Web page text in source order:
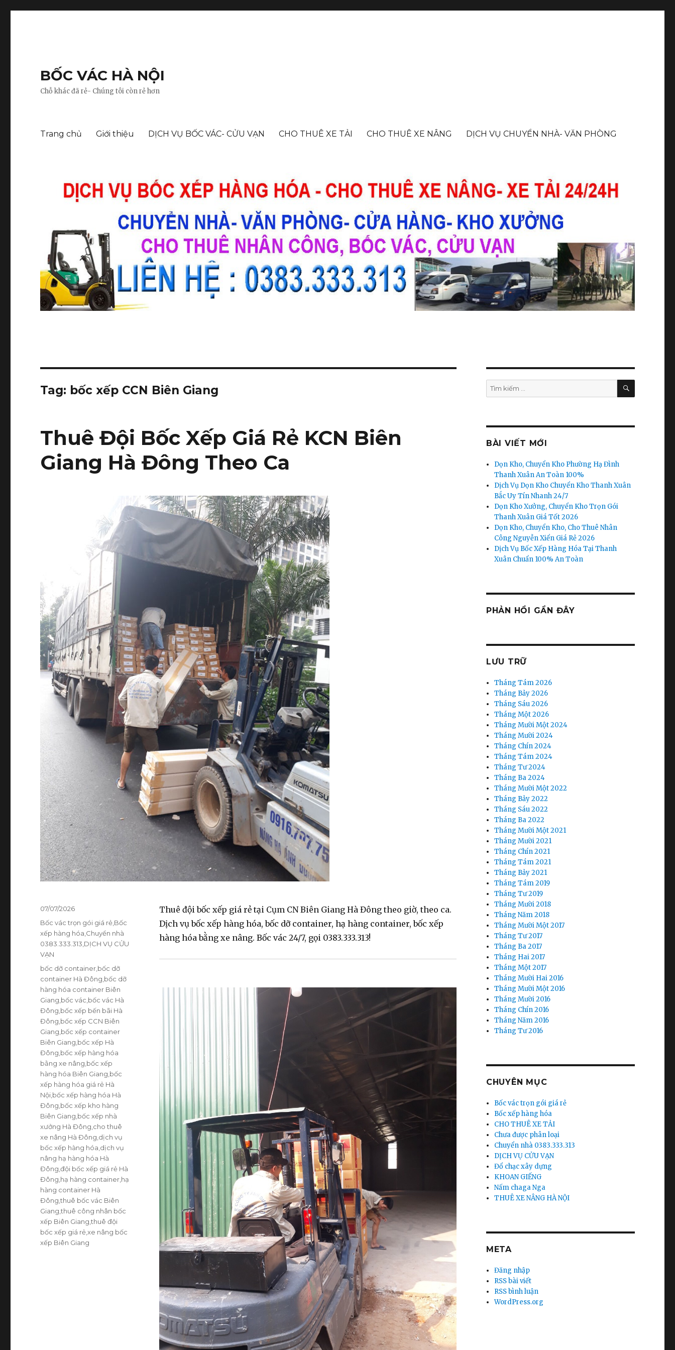
BỐC VÁC HÀ NỘI
Chỗ khác đã rẻ- Chúng tôi còn rẻ hơn
Trang chủ Giới thiệu DỊCH VỤ BỐC VÁC- CỬU VẠN CHO THUÊ XE TẢI CHO THUÊ XE NÂNG DỊCH VỤ CHUYỂN NHÀ- VĂN PHÒNG
Tag: bốc xếp CCN Biên Giang
Thuê Đội Bốc Xếp Giá Rẻ KCN Biên
Giang Hà Đông Theo Ca
Thuê đội bốc xếp giá rẻ tại Cụm CN Biên Giang Hà Đông theo giờ, theo ca.
Dịch vụ bốc xếp hàng hóa, bốc dỡ container, hạ hàng container, bốc xếp
hàng hóa bằng xe nâng. Bốc vác 24/7, gọi 0383.333.313!
Đăng
vào
ngày
07/07/2026
Danh
mục
Bốc vác trọn gói giá rẻ Bốc
xếp hàng hóa Chuyển nhà
0383.333.313 DỊCH VỤ CỬU
VẠN
Thẻ
bốc dỡ container bốc dỡ
container Hà Đông bốc dỡ
hàng hóa container Biên
Giang bốc vác bốc vác Hà
Đông bốc xếp bến bãi Hà
Đông bốc xếp CCN Biên
Giang bốc xếp container
Biên Giang bốc xếp Hà
Đông bốc xếp hàng hóa
bằng xe nâng bốc xếp
hàng hóa Biên Giang bốc
xếp hàng hóa giá rẻ Hà
Nội bốc xếp hàng hóa Hà
Đông bốc xếp kho hàng
Biên Giang bốc xếp nhà
xưởng Hà Đông cho thuê
xe nâng Hà Đông dịch vụ
bốc xếp hàng hóa dịch vụ
nâng hạ hàng hóa Hà
Đông ,đội bốc xếp giá rẻ Hà
Đông hạ hàng container hạ
hàng container Hà
Đông ,thuê bốc vác Biên
Giang ,thuê công nhân bốc
xếp Biên Giang ,thuê đội
bốc xếp giá rẻ,xe nâng bốc
xếp Biên Giang
Tìm
kiếm:
TÌM
BÀI VIẾT MỚI
Dọn Kho, Chuyển Kho Phường Hạ Đình
Thanh Xuân An Toàn 100%
Dịch Vụ Dọn Kho Chuyển Kho Thanh Xuân
Bắc Uy Tín Nhanh 24/7
Dọn Kho Xưởng, Chuyển Kho Trọn Gói
Thanh Xuân Giá Tốt 2026
Dọn Kho, Chuyển Kho, Cho Thuê Nhân
Công Nguyễn Xiển Giá Rẻ 2026
Dịch Vụ Bốc Xếp Hàng Hóa Tại Thanh
Xuân Chuẩn 100% An Toàn
PHẢN HỒI GẦN ĐÂY
LƯU TRỮ
Tháng Tám 2026
Tháng Bảy 2026
Tháng Sáu 2026
Tháng Một 2026
Tháng Mười Một 2024
Tháng Mười 2024
Tháng Chín 2024
Tháng Tám 2024
Tháng Tư 2024
Tháng Ba 2024
Tháng Mười Một 2022
Tháng Bảy 2022
Tháng Sáu 2022
Tháng Ba 2022
Tháng Mười Một 2021
Tháng Mười 2021
Tháng Chín 2021
Tháng Tám 2021
Tháng Bảy 2021
Tháng Tám 2019
Tháng Tư 2019
Tháng Mười 2018
Tháng Năm 2018
Tháng Mười Một 2017
Tháng Tư 2017
Tháng Ba 2017
Tháng Hai 2017
Tháng Một 2017
Tháng Mười Hai 2016
Tháng Mười Một 2016
Tháng Mười 2016
Tháng Chín 2016
Tháng Năm 2016
Tháng Tư 2016
CHUYÊN MỤC
Bốc vác trọn gói giá rẻ
Bốc xếp hàng hóa
CHO THUÊ XE TẢI
Chưa được phân loại
Chuyển nhà 0383.333.313
DỊCH VỤ CỬU VẠN
Đổ chạc xây dựng
KHOAN GIẾNG
Nấm chaga Nga
THUÊ XE NÂNG HÀ NỘI
META
Đăng nhập
RSS bài viết
RSS bình luận
WordPress.org